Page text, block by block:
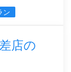
ン
店の